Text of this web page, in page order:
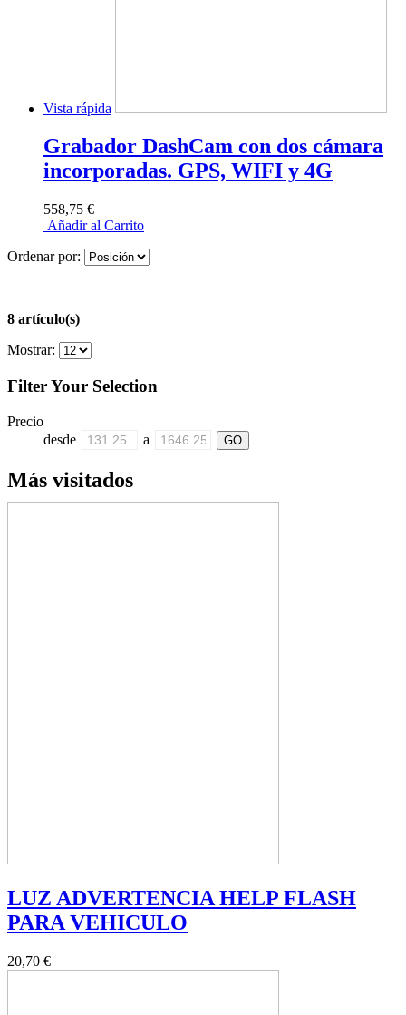
Vista rápida
Grabador DashCam con dos cámara
incorporadas. GPS, WIFI y 4G
558,75 €
Añadir al Carrito
Ordenar por:
8 artículo(s)
Mostrar:
Filter Your Selection
Precio
desde
a
Más visitados
LUZ ADVERTENCIA HELP FLASH
PARA VEHICULO
20,70 €